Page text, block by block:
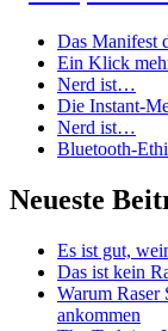
Das Manifest
Ein Klick
Nerd ist…
Die Instant-
Nerd ist…
Bluetooth-
Neueste
Es ist gut,
Das ist kein
Warum Raser
ankommen